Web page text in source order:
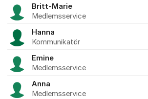
Britt-Marie
Medlemsservice
Hanna
Kommunikatör
Emine
Medlemsservice
Anna
Medlemsservice